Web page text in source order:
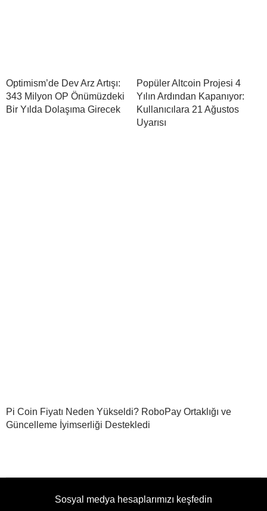
Optimism’de Dev Arz Artışı:
343 Milyon OP Önümüzdeki
Bir Yılda Dolaşıma Girecek
Popüler Altcoin Projesi 4
Yılın Ardından Kapanıyor:
Kullanıcılara 21 Ağustos
Uyarısı
Pi Coin Fiyatı Neden Yükseldi? RoboPay Ortaklığı ve
Güncelleme İyimserliği Destekledi
Sosyal medya hesaplarımızı keşfedin